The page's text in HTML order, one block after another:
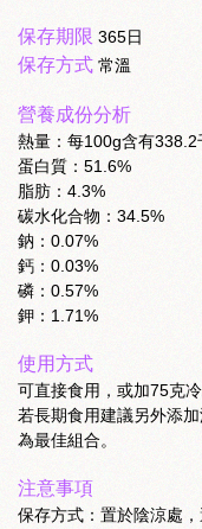
保存期限 365日
保存方式 常溫
營養成份分析
熱量：每100g含有338.2
蛋白質：51.6%
脂肪：4.3%
碳水化合物：34.5%
鈉：0.07%
鈣：0.03%
磷：0.57%
鉀：1.71%
使用方式
可直接食用，或加75克
若長期食用建議另外添
為最佳組合。
注意事項
保存方式：置於陰涼處